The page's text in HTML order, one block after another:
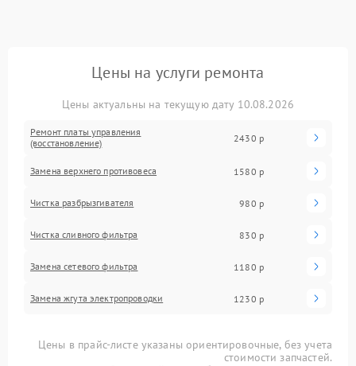
Цены на услуги ремонта
Цены актуальны на текущую дату 10.08.2026
Ремонт платы управления
(восстановление)
2430 р
Замена верхнего противовеса 1580 р
Чистка разбрызгивателя 980 р
Чистка сливного фильтра 830 р
Замена сетевого фильтра 1180 р
Замена жгута электропроводки 1230 р
Цены в прайс-листе указаны ориентировочные, без учета
стоимости запчастей.